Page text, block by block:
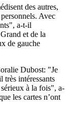
des autres,
Avec
a-t-il
et de la
de gauche
Dubost: "Je
intéressants
à la fois", a-
les cartes n’ont